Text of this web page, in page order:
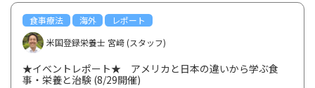
食事療法 海外
レポート
米国登録栄養士 宮﨑 (スタッフ)
★イベントレポート★ アメリカと日本の違いから学ぶ食
事・栄養と治験 (8/29開催)